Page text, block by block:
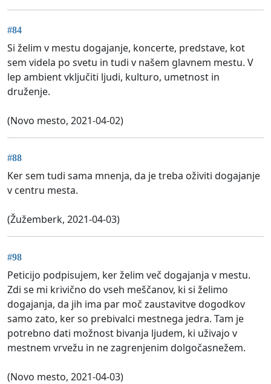
#84
Si želim v mestu dogajanje, koncerte, predstave, kot
sem videla po svetu in tudi v našem glavnem mestu. V
lep ambient vključiti ljudi, kulturo, umetnost in
druženje.
(Novo mesto, 2021-04-02)
#88
Ker sem tudi sama mnenja, da je treba oživiti dogajanje
v centru mesta.
(Žužemberk, 2021-04-03)
#98
Peticijo podpisujem, ker želim več dogajanja v mestu.
Zdi se mi krivično do vseh meščanov, ki si želimo
dogajanja, da jih ima par moč zaustavitve dogodkov
samo zato, ker so prebivalci mestnega jedra. Tam je
potrebno dati možnost bivanja ljudem, ki uživajo v
mestnem vrvežu in ne zagrenjenim dolgočasnežem.
(Novo mesto, 2021-04-03)